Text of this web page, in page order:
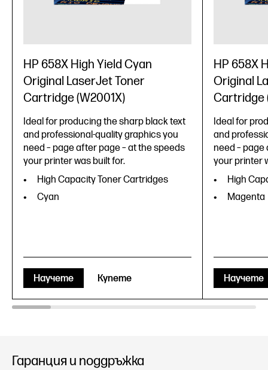
HP 658X High Yield Cyan
Original LaserJet Toner
Cartridge (W2001X)
Ideal for producing the sharp black text
and professional-quality graphics you
need – page after page – at the speeds
your printer was built for.
High Capacity Toner Cartridges
Cyan
Научете Купете
HP 658X
Original
Cartridge
Ideal for
and
need –
your printer
High
Magenta
Научете
Гаранция и поддръжка